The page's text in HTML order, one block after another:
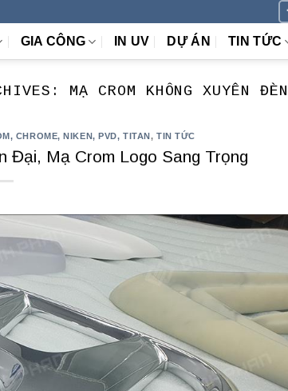
GIA CÔNG IN UV DỰ ÁN TIN TỨC
MẠ CROM KHÔNG XUYÊN ĐÈN
CHROME, NIKEN, PVD, TITAN , TIN TỨC
Đại, Mạ Crom Logo Sang Trọng